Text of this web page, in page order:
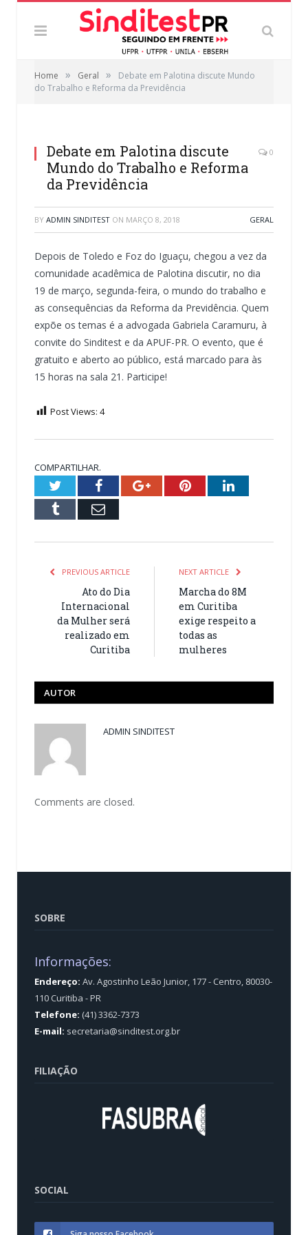
Home » Geral »
Debate em Palotina discute Mundo
do Trabalho e Reforma da Previdência
Debate em Palotina discute
Mundo do Trabalho e Reforma
da Previdência
0
BY ADMIN SINDITEST ON MARÇO 8, 2018 GERAL
Depois de Toledo e Foz do Iguaçu, chegou a vez da
comunidade acadêmica de Palotina discutir, no dia
19 de março, segunda-feira, o mundo do trabalho e
as consequências da Reforma da Previdência. Quem
expõe os temas é a advogada Gabriela Caramuru, à
convite do Sinditest e da APUF-PR. O evento, que é
gratuito e aberto ao público, está marcado para às
15 horas na sala 21. Participe!
Post Views: 4
COMPARTILHAR.
TwitterFacebookGoogle+PinterestLinkedIn
Tumblr Email
PREVIOUS ARTICLE
Ato do Dia
Internacional
da Mulher será
realizado em
Curitiba
NEXT ARTICLE
Marcha do 8M
em Curitiba
exige respeito a
todas as
mulheres
AUTOR
ADMIN SINDITEST
Comments are closed.
SOBRE
Informações:
Endereço: Av. Agostinho Leão Junior, 177 - Centro, 80030-
110 Curitiba - PR
Telefone: (41) 3362-7373
E-mail: secretaria@sinditest.org.br
FILIAÇÃO
SOCIAL